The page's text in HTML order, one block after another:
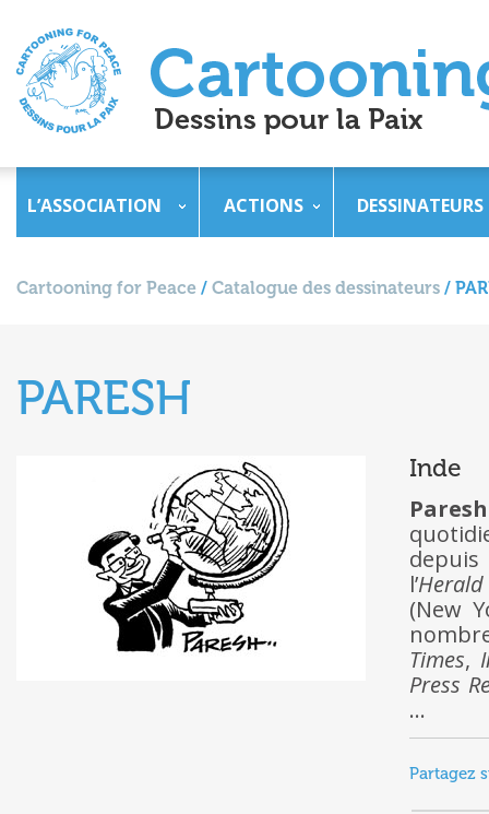
L’ASSOCIATION ACTIONS DESSINATEURS
Cartooning for Peace / Catalogue des dessinateurs /
PARESH
Inde
depuis
l’
(New
Times,
Press
…
Partagez